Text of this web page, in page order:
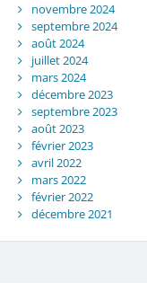
novembre 2024
septembre 2024
août 2024
juillet 2024
mars 2024
décembre 2023
septembre 2023
août 2023
février 2023
avril 2022
mars 2022
février 2022
décembre 2021